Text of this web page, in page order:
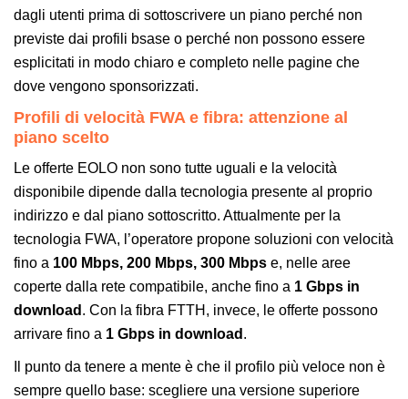
dagli utenti prima di sottoscrivere un piano perché non
previste dai profili bsase o perché non possono essere
esplicitati in modo chiaro e completo nelle pagine che
dove vengono sponsorizzati.
Profili di velocità FWA e fibra: attenzione al
piano scelto
Le offerte EOLO non sono tutte uguali e la velocità
disponibile dipende dalla tecnologia presente al proprio
indirizzo e dal piano sottoscritto. Attualmente per la
tecnologia FWA, l’operatore propone soluzioni con velocità
fino a 100 Mbps, 200 Mbps, 300 Mbps e, nelle aree
coperte dalla rete compatibile, anche fino a 1 Gbps in
download . Con la fibra FTTH, invece, le offerte possono
arrivare fino a 1 Gbps in download .
Il punto da tenere a mente è che il profilo più veloce non è
sempre quello base: scegliere una versione superiore